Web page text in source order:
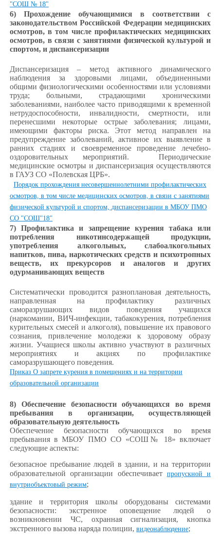
"СОШ № 18"
6) Прохождение обучающимися в соответствии с
законодательством Российской Федерации медицинских
осмотров, в том числе профилактических медицинских
осмотров, в связи с занятиями физической культурой и
спортом, и диспансеризации
Диспансеризация – метод активного динамического
наблюдения за здоровыми лицами, объединенными
общими физиологическими особенностями или условиями
труда; больными, страдающими хроническими
заболеваниями, наиболее часто приводящими к временной
нетрудоспособности, инвалидности, смертности, или
перенесшими некоторые острые заболевания; лицами,
имеющими факторы риска. Этот метод направлен на
предупреждение заболеваний, активное их выявление в
ранних стадиях и своевременное проведение лечебно-
оздоровительных мероприятий. Периодические
медицинские осмотры и диспансеризация осуществляются
в ГАУЗ СО «Полевская ЦРБ».
Порядок прохождения несовершеннолетними профилактических
осмотров, в том числе медицинских осмотров, в связи с занятиями
физической культурой и спортом, диспансеризации в МБОУ ПМО
СО "СОШ"18"
7) Профилактика и запрещение курения табака или
потребления никотинсодержащей продукции,
употребления алкогольных, слабоалкогольных
напитков, пива, наркотических средств и психотропных
веществ, их прекурсоров и аналогов и других
одурманивающих веществ
Систематически проводится разноплановая деятельность,
направленная на профилактику различных
саморазрушающих видов поведения учащихся
(наркомании, ВИЧ-инфекции, табакокурения, потребления
курительных смесей и алкоголя), повышение их правового
сознания, привлечение молодежи к здоровому образу
жизни. Учащиеся школы активно участвуют в различных
мероприятиях и акциях по профилактике
саморазрушающего поведения.
Приказ О запрете курения в помещениях и на территории
образовательной организации
8) Обеспечение безопасности обучающихся во время
пребывания в организации, осуществляющей
образовательную деятельность
Обеспечение безопасности обучающихся во время
пребывания в МБОУ ПМО СО «СОШ№ 18» включает
следующие аспекты:
безопасное пребывание людей в здании, и на территории
образовательной организации обеспечивает пропускной и
внутриобъектовый режим;
здание и территория школы оборудованы системами
безопасности:экстренное оповещение людей о
возникновении ЧС, охранная сигнализация, кнопка
экстренного вызова наряда полиции, видеонаблюдение;